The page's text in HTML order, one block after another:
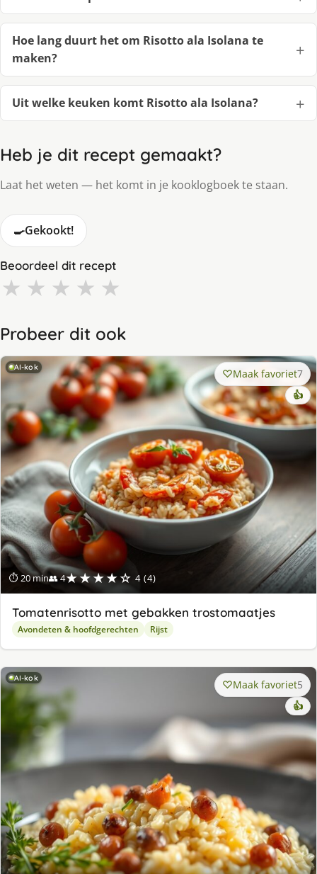
Hoe lang duurt het om Risotto ala Isolana te
maken?
Uit welke keuken komt Risotto ala Isolana?
Heb je dit recept gemaakt?
Laat het weten — het komt in je kooklogboek te staan.
🍳Gekookt!
Beoordeel dit recept
★ ★ ★ ★ ★
Probeer dit ook
AI-kok
⏱ 20 min👥 4★★★★☆ 4 (4)
Maak favoriet7
👍
Tomatenrisotto met gebakken trostomaatjes
Avondeten & hoofdgerechten Rijst
AI-kok Maak favoriet5
👍